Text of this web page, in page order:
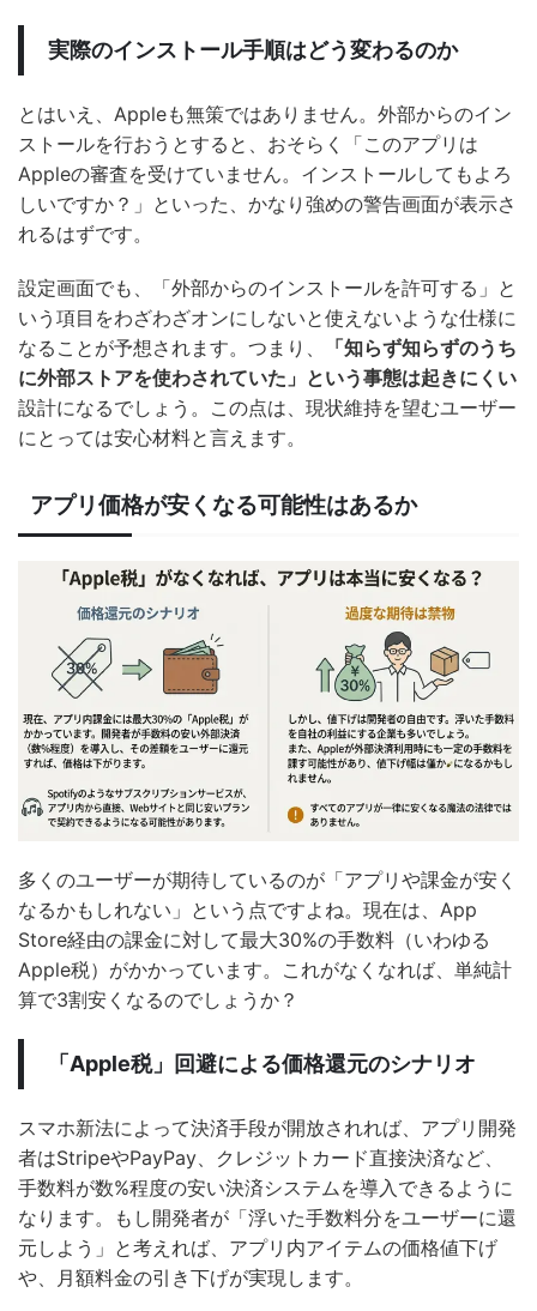
実際のインストール手順はどう変わるのか
とはいえ、Appleも無策ではありません。外部からのイン
ストールを行おうとすると、おそらく「このアプリは
Appleの審査を受けていません。インストールしてもよろ
しいですか？」といった、かなり強めの警告画面が表示さ
れるはずです。
設定画面でも、「外部からのインストールを許可する」と
いう項目をわざわざオンにしないと使えないような仕様に
なることが予想されます。つまり、
「知らず知らずのうち
に外部ストアを使わされていた」という事態は起きにくい
設計になるでしょう。この点は、現状維持を望むユーザー
にとっては安心材料と言えます。
アプリ価格が安くなる可能性はあるか
多くのユーザーが期待しているのが「アプリや課金が安く
なるかもしれない」という点ですよね。現在は、App
Store経由の課金に対して最大30%の手数料（いわゆる
Apple税）がかかっています。これがなくなれば、単純計
算で3割安くなるのでしょうか？
「Apple税」回避による価格還元のシナリオ
スマホ新法によって決済手段が開放されれば、アプリ開発
者はStripeやPayPay、クレジットカード直接決済など、
手数料が数%程度の安い決済システムを導入できるように
なります。もし開発者が「浮いた手数料分をユーザーに還
元しよう」と考えれば、アプリ内アイテムの価格値下げ
や、月額料金の引き下げが実現します。